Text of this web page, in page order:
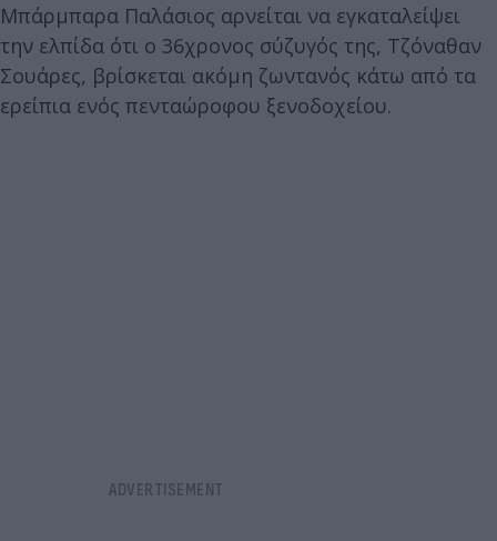
Μπάρμπαρα Παλάσιος αρνείται να εγκαταλείψει
την ελπίδα ότι ο 36χρονος σύζυγός της, Τζόναθαν
Σουάρες, βρίσκεται ακόμη ζωντανός κάτω από τα
ερείπια ενός πενταώροφου ξενοδοχείου.